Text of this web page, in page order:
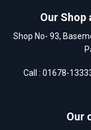
Our Shop
Shop No- 93,
Call : 01678-
Our